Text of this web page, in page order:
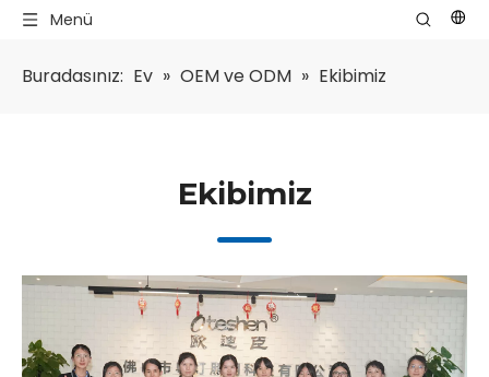
Menü
Buradasınız: Ev » OEM ve ODM » Ekibimiz
Ekibimiz